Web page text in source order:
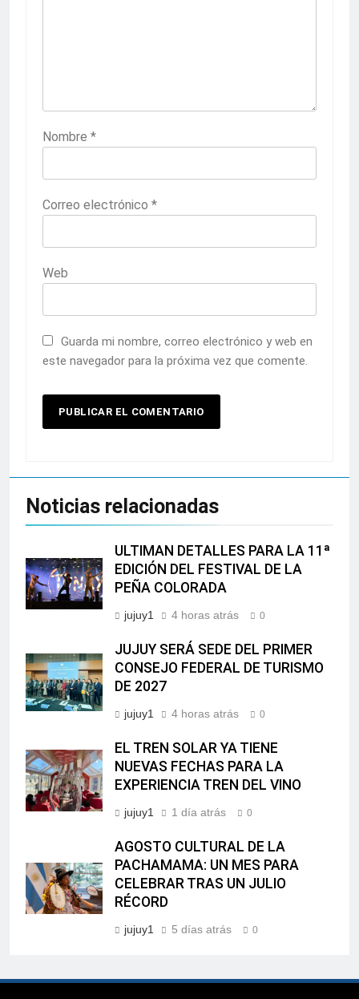
Nombre *
Correo electrónico *
Web
Guarda mi nombre, correo electrónico y web en
este navegador para la próxima vez que comente.
Noticias relacionadas
ULTIMAN DETALLES PARA LA 11ª
EDICIÓN DEL FESTIVAL DE LA
PEÑA COLORADA
jujuy1 4 horas atrás 0
JUJUY SERÁ SEDE DEL PRIMER
CONSEJO FEDERAL DE TURISMO
DE 2027
jujuy1 4 horas atrás 0
EL TREN SOLAR YA TIENE
NUEVAS FECHAS PARA LA
EXPERIENCIA TREN DEL VINO
jujuy1 1 día atrás 0
AGOSTO CULTURAL DE LA
PACHAMAMA: UN MES PARA
CELEBRAR TRAS UN JULIO
RÉCORD
jujuy1 5 días atrás 0